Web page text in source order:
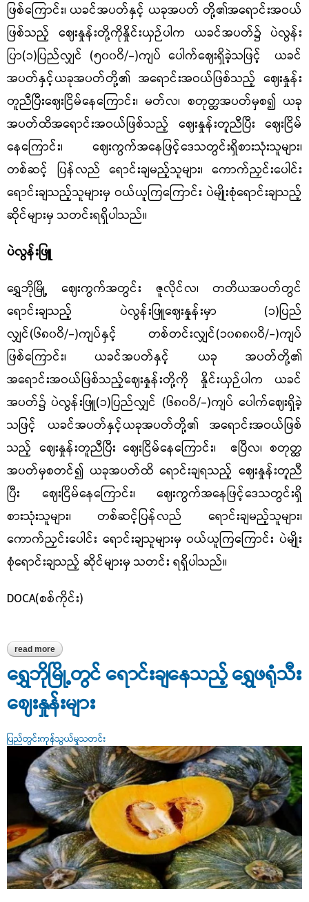
ဖြစ်ကြောင်း၊ ယခင်အပတ်နှင့် ယခုအပတ် တို့၏အရောင်းအဝယ်
ဖြစ်သည့် ဈေးနှုန်းတို့ကိုနှိုင်းယှဉ်ပါက ယခင်အပတ်၌ ပဲလွန်း
ပြာ(၁)ပြည်လျှင် (၅၀၀ဝိ/-)ကျပ် ပေါက်ဈေးရှိခဲ့သဖြင့် ယခင်
အပတ်နှင့်ယခုအပတ်တို့၏ အရောင်းအဝယ်ဖြစ်သည့် ဈေးနှုန်း
တူညီပြီးဈေးငြိမ်နေကြောင်း၊ မတ်လ၊ စတုတ္ထအပတ်မှစ၍ ယခု
အပတ်ထိအရောင်းအဝယ်ဖြစ်သည့် ဈေးနှုန်းတူညီပြီး ဈေးငြိမ်
နေကြောင်း၊ ဈေးကွက်အနေဖြင့်ဒေသတွင်းရှိစားသုံးသူများ၊
တစ်ဆင့် ပြန်လည် ရောင်းချမည့်သူများ၊ ကောက်ညှင်းပေါင်း
ရောင်းချသည့်သူများမှ ဝယ်ယူကြကြောင်း ပဲမျိုးစုံရောင်းချသည့်
ဆိုင်များမှ သတင်းရရှိပါသည်။
ပဲလွန်းဖြူ
ရွှေဘိုမြို့ ဈေးကွက်အတွင်း ဇူလိုင်လ၊ တတိယအပတ်တွင်
ရောင်းချသည့် ပဲလွန်းဖြူဈေးနှုန်းမှာ (၁)ပြည်
လျှင်(၆၈၀ဝိ/-)ကျပ်နှင့် တစ်တင်းလျှင်(၁၀၈၈၀ဝိ/-)ကျပ်
ဖြစ်ကြောင်း၊ ယခင်အပတ်နှင့် ယခု အပတ်တို့၏
အရောင်းအဝယ်ဖြစ်သည့်ဈေးနှုန်းတို့ကို နှိုင်းယှဉ်ပါက ယခင်
အပတ်၌ ပဲလွန်းဖြူ(၁)ပြည်လျှင် (၆၈၀ဝိ/-)ကျပ် ပေါက်ဈေးရှိခဲ့
သဖြင့် ယခင်အပတ်နှင့်ယခုအပတ်တို့၏ အရောင်းအဝယ်ဖြစ်
သည့် ဈေးနှုန်းတူညီပြီး ဈေးငြိမ်နေကြောင်း၊ ဧပြီလ၊ စတုတ္ထ
အပတ်မှစတင်၍ ယခုအပတ်ထိ ရောင်းချရသည့် ဈေးနှုန်းတူညီ
ပြီး ဈေးငြိမ်နေကြောင်း၊ ဈေးကွက်အနေဖြင့်ဒေသတွင်းရှိ
စားသုံးသူများ၊ တစ်ဆင့်ပြန်လည် ရောင်းချမည့်သူများ၊
ကောက်ညှင်းပေါင်း ရောင်းချသူများမှ ဝယ်ယူကြကြောင်း ပဲမျိုး
စုံရောင်းချသည့် ဆိုင်များမှ သတင်း ရရှိပါသည်။
DOCA(စစ်ကိုင်း)
read more about ရွှေဘိုဈေးကွက်တွင် အရောင်းအဝယ်ဖြစ်လျက်ရှိသော ပဲလွန်းပြာ
နှင့် ပဲလွန်းဖြူဈေးနှုန်း
ရွှေဘိုမြို့တွင် ရောင်းချနေသည့် ရွှေဖရုံသီး
ဈေးနှုန်းများ
ပြည်တွင်းကုန်သွယ်မှုသတင်း